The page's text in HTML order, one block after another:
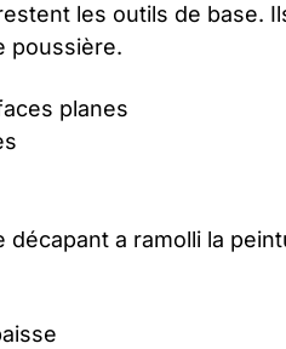
les outils de base.
poussière.
planes
a ramolli la